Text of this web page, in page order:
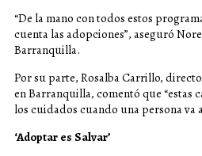
“De la mano con todos estos
cuenta las adopciones”, aseguró
Barranquilla.
Por su parte, Rosalba Carrillo,
en Barranquilla, comentó que “estas
los cuidados cuando una persona va
‘Adoptar es Salvar’